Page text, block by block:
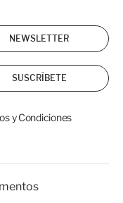
NEWSLETTER
SUSCRÍBETE
y Condiciones